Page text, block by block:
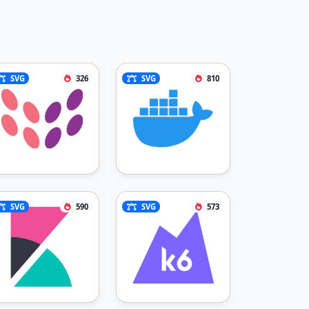
.114.114.114.114s.23.229.343.229c.
344.228.801.457
1.258.686l.686.343c1.144.686 2.288
1.372 3.202
2.287.23.229.458.686.344
343-.343.572-3.545 5.603-5.032
.115-.114.115-.114.115-.114.343-.4
57.572-.8.8a21 21 0 0 1-
3.889.686c-.228 0-.457
0-.686.115-.457 0-.915.114-
1.372.114-.114
0-.229.114-.457.114-.115 0-.115
0-.23.115-1.257.229-2.057 1.372-
1.829 2.63.229 1.03 1.258 1.715
SVG 326 SVG 810
SVG 590 SVG 573